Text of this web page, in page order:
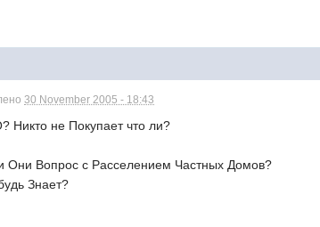
30 November 2005 - 18:43
Никто не Покупает что ли?
Они Вопрос с Расселением Частных Домов?
Знает?